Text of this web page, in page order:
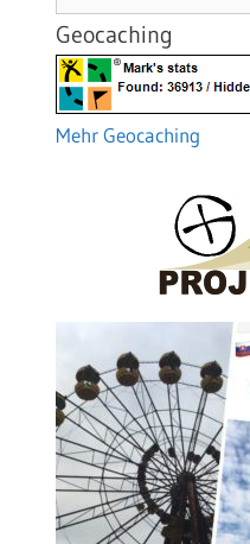
Geocaching
Mehr Geocaching